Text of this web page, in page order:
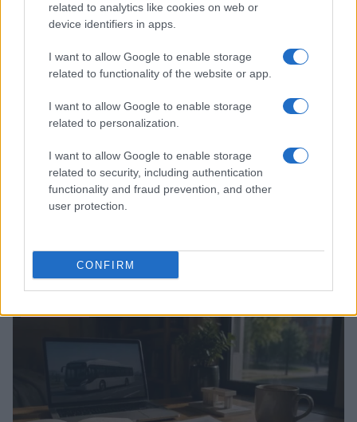
related to analytics like cookies on web or
device identifiers in apps.
I want to allow Google to enable storage
related to functionality of the website or app.
I want to allow Google to enable storage
related to personalization.
I want to allow Google to enable storage
related to security, including authentication
functionality and fraud prevention, and other
user protection.
CONFIRM
strumenti gratis